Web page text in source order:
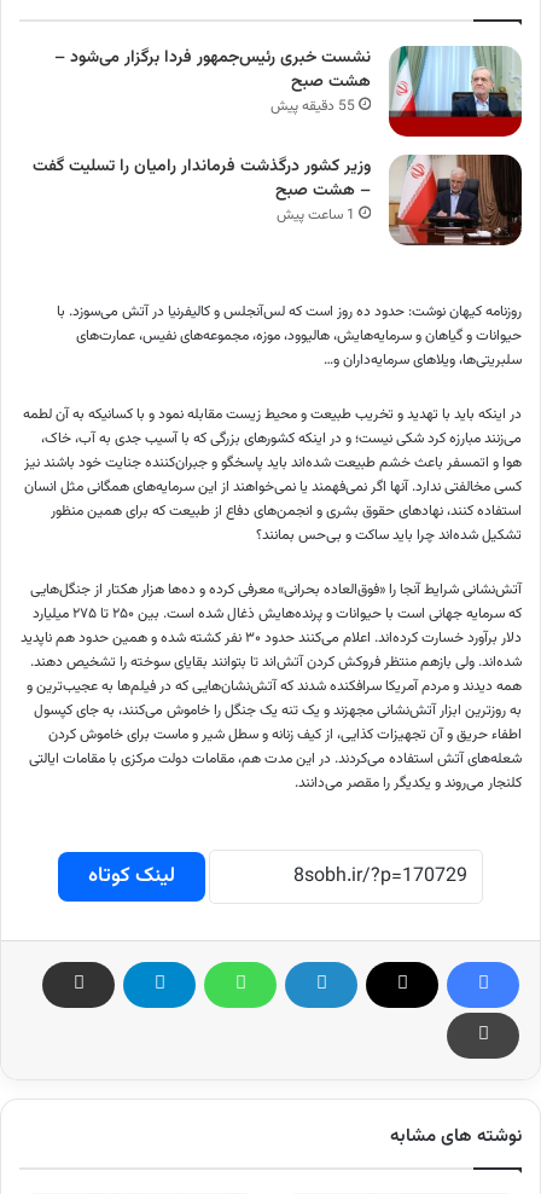
نشست خبری رئیس‌جمهور فردا برگزار می‌شود –
هشت صبح
55 دقیقه پیش
وزیر کشور درگذشت فرماندار رامیان را تسلیت گفت
– هشت صبح
1 ساعت پیش
روزنامه کیهان نوشت: حدود ده روز است که لس‌آنجلس و کالیفرنیا در آتش می‌سوزد. با
حیوانات و گیاهان و سرمایه‌هایش، هالیوود، موزه، مجموعه‌های نفیس، عمارت‌های
سلبریتی‌ها، ویلا‌های سرمایه‌داران و…
در اینکه باید با تهدید و تخریب طبیعت و محیط زیست مقابله نمود و با کسانیکه به آن لطمه
می‌زنند مبارزه کرد شکی نیست؛ و در اینکه کشور‌های بزرگی که با آسیب جدی به آب، خاک،
هوا و اتمسفر باعث خشم طبیعت شده‌اند باید پاسخگو و جبران‌کننده جنایت خود باشند نیز
کسی مخالفتی ندارد. آنها اگر نمی‌فهمند یا نمی‌خواهند از این سرمایه‌های همگانی مثل انسان
استفاده کنند، نهاد‌های حقوق بشری و انجمن‌های دفاع از طبیعت که برای همین منظور
تشکیل شده‌اند چرا باید ساکت و بی‌حس بمانند؟
آتش‌نشانی شرایط آنجا را «فوق‌العاده بحرانی» معرفی کرده و ده‌ها هزار هکتار از جنگل‌هایی
که سرمایه جهانی است با حیوانات و پرنده‌هایش ذغال شده است. بین ۲۵۰ تا ۲۷۵ میلیارد
دلار برآورد خسارت کرده‌اند. اعلام می‌کنند حدود ۳۰ نفر کشته شده و همین حدود هم ناپدید
شده‌اند. ولی بازهم منتظر فروکش کردن آتش‌اند تا بتوانند بقایای سوخته را تشخیص دهند.
همه دیدند و مردم آمریکا سرافکنده شدند که آتش‌نشان‌هایی که در فیلم‌ها به عجیب‌ترین و
به روزترین ابزار آتش‌نشانی مجهزند و یک تنه یک جنگل را خاموش می‌کنند، به جای کپسول
اطفاء حریق و آن تجهیزات کذایی، از کیف زنانه و سطل شیر و ماست برای خاموش کردن
شعله‌های آتش استفاده می‌کردند. در این مدت هم، مقامات دولت مرکزی با مقامات ایالتی
کلنجار می‌روند و یکدیگر را مقصر می‌دانند.
لینک کوتاه
نوشته های مشابه